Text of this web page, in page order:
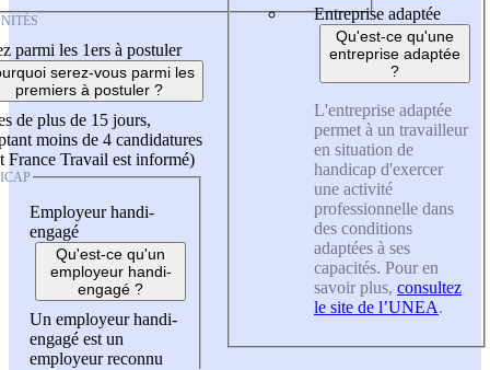
parmi les 1ers à postuler
serez-vous parmi les
premiers à postuler ?
de plus de 15 jours,
moins de 4 candidatures
France Travail est informé)
Employeur handi-
engagé
Qu'est-ce qu'un
employeur handi-
engagé ?
Un employeur handi-
engagé est un
employeur reconnu
Entreprise adaptée
Qu'est-ce qu'une
entreprise adaptée
?
L'entreprise adaptée
permet à un travailleur
en situation de
handicap d'exercer
une activité
professionnelle dans
des conditions
adaptées à ses
capacités. Pour en
savoir plus, consultez
le site de l’UNEA.